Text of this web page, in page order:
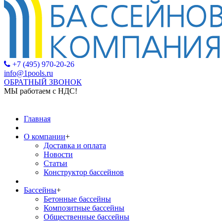
+7 (495) 970-20-26
info@1pools.ru
ОБРАТНЫЙ ЗВОНОК
МЫ работаем с НДС!
Главная
О компании+
Доставка и оплата
Новости
Статьи
Конструктор бассейнов
Бассейны+
Бетонные бассейны
Композитные бассейны
Общественные бассейны